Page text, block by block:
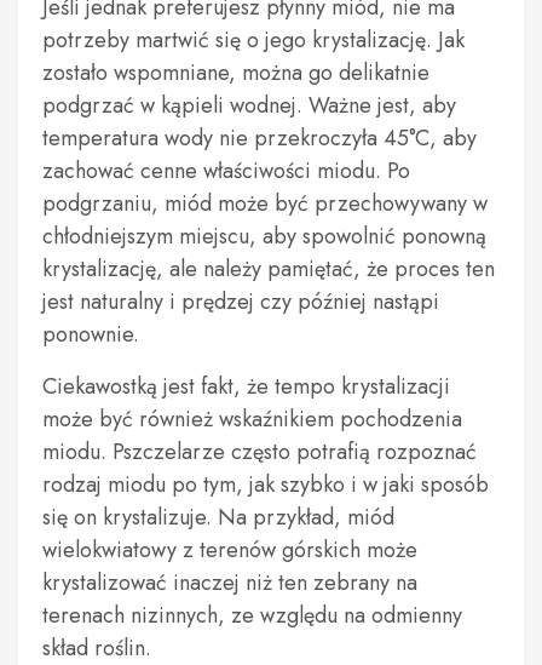
Jeśli jednak preferujesz płynny miód, nie ma
potrzeby martwić się o jego krystalizację. Jak
zostało wspomniane, można go delikatnie
podgrzać w kąpieli wodnej. Ważne jest, aby
temperatura wody nie przekroczyła 45°C, aby
zachować cenne właściwości miodu. Po
podgrzaniu, miód może być przechowywany w
chłodniejszym miejscu, aby spowolnić ponowną
krystalizację, ale należy pamiętać, że proces ten
jest naturalny i prędzej czy później nastąpi
ponownie.
Ciekawostką jest fakt, że tempo krystalizacji
może być również wskaźnikiem pochodzenia
miodu. Pszczelarze często potrafią rozpoznać
rodzaj miodu po tym, jak szybko i w jaki sposób
się on krystalizuje. Na przykład, miód
wielokwiatowy z terenów górskich może
krystalizować inaczej niż ten zebrany na
terenach nizinnych, ze względu na odmienny
skład roślin.